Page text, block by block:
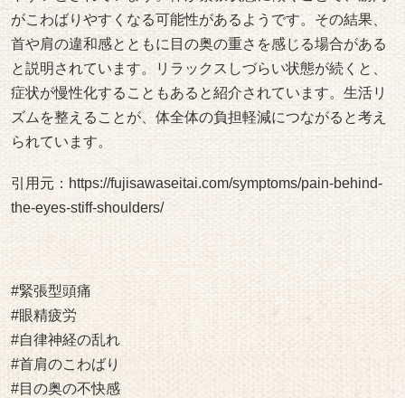
がこわばりやすくなる可能性があるようです。その結果、
首や肩の違和感とともに目の奥の重さを感じる場合がある
と説明されています。リラックスしづらい状態が続くと、
症状が慢性化することもあると紹介されています。生活リ
ズムを整えることが、体全体の負担軽減につながると考え
られています。
引用元： https://fujisawaseitai.com/symptoms/pain-behind-
the-eyes-stiff-shoulders/
#緊張型頭痛
#眼精疲労
#自律神経の乱れ
#首肩のこわばり
#目の奥の不快感